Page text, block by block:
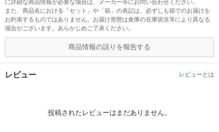
に詳細な商品情報が必要な場合は、メーカー等にお問い合わせください。
また、商品名における「セット」や「箱」の表記は、必ずしも箱でのお届けを
お約束するものではありません。お届け形態は倉庫の在庫状況等により異なる
場合がございます。あらかじめご了承ください。
商品情報の誤りを報告する
レビュー レビューとは
投稿されたレビューはまだありません。